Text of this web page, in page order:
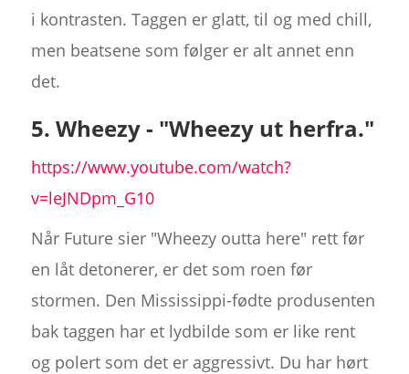
i kontrasten. Taggen er glatt, til og med chill,
men beatsene som følger er alt annet enn
det.
5. Wheezy - "Wheezy ut herfra."
https://www.youtube.com/watch?
v=leJNDpm_G10
Når Future sier "Wheezy outta here" rett før
en låt detonerer, er det som roen før
stormen. Den Mississippi-fødte produsenten
bak taggen har et lydbilde som er like rent
og polert som det er aggressivt. Du har hørt